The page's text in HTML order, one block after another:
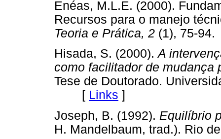
Enéas, M.L.E. (2000).
Recursos para o manejo
Teoria e Prática, 2 (1), 75-
Hisada, S. (2000).A
como facilitador de mudança
Tese de Doutorado.
[ Links ]
Joseph, B. (1992). Equilíbrio
H. Mandelbaum, trad.).